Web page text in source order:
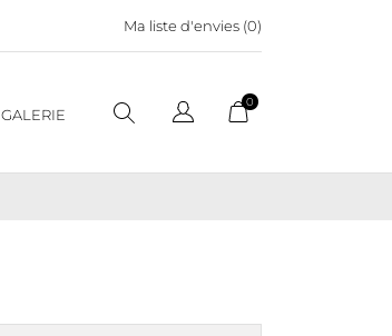
Ma liste d'envies (0)
GALERIE
0